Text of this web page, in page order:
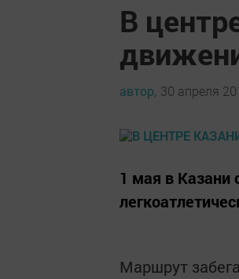
В
автор, 30 апреля
1 мая в Казани
Маршрут